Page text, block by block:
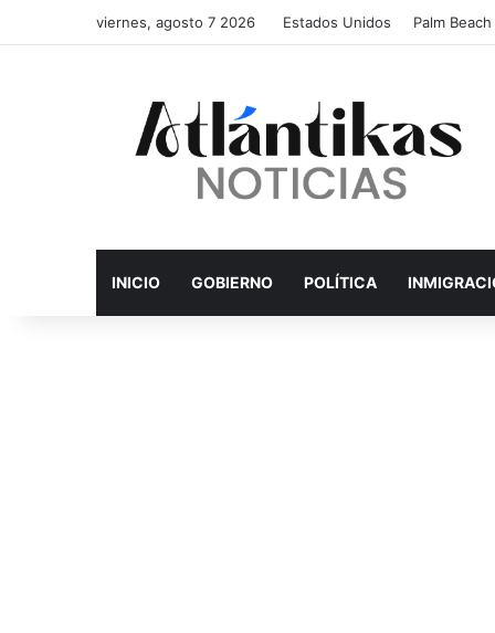
viernes, agosto 7 2026 Estados Unidos Palm Beach
INICIO GOBIERNO POLÍTICA